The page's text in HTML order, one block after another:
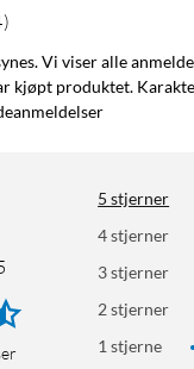
)
Vi viser alle
kjøpt produktet.
5 stjerner
4 stjerner
3 stjerner
2 stjerner
1 stjerne